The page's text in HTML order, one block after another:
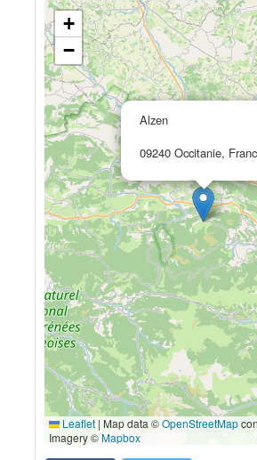
Alzen
09240 Occitanie,
+
−
Leaflet | Map data ©OpenStreetMap
Imagery ©Mapbox